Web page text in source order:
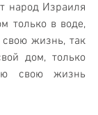
народ Израиля
только в воде,
жизнь, так
дом, только
свою жизнь